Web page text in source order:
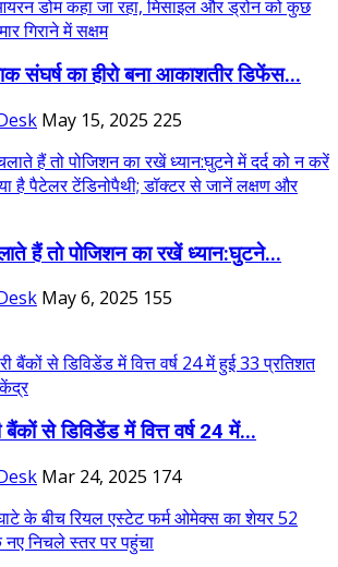
संघर्ष का हीरो बना ​​​​​​​आकाशतीर डिफेंस...
May 15, 2025 225
हैं तो पोजिशन का रखें ध्यान:घुटने...
May 6, 2025 155
बैंकों से डिविडेंड में वित्त वर्ष 24 में...
Mar 24, 2025 174